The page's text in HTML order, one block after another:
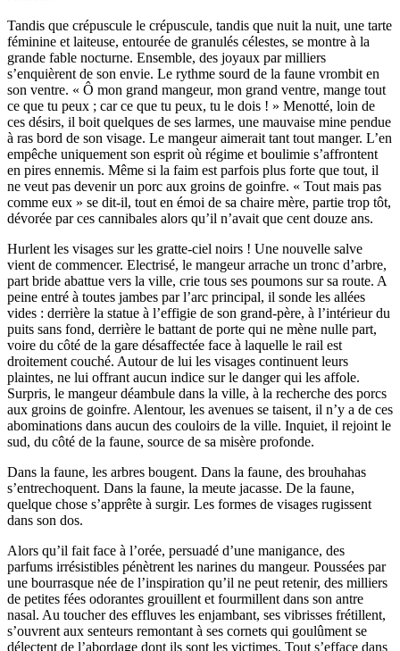
Tandis que crépuscule le crépuscule, tandis que nuit la nuit, une tarte
féminine et laiteuse, entourée de granulés célestes, se montre à la
grande fable nocturne. Ensemble, des joyaux par milliers
s’enquièrent de son envie. Le rythme sourd de la faune vrombit en
son ventre. « Ô mon grand mangeur, mon grand ventre, mange tout
ce que tu peux ; car ce que tu peux, tu le dois ! » Menotté, loin de
ces désirs, il boit quelques de ses larmes, une mauvaise mine pendue
à ras bord de son visage. Le mangeur aimerait tant tout manger. L’en
empêche uniquement son esprit où régime et boulimie s’affrontent
en pires ennemis. Même si la faim est parfois plus forte que tout, il
ne veut pas devenir un porc aux groins de goinfre. « Tout mais pas
comme eux » se dit-il, tout en émoi de sa chaire mère, partie trop tôt,
dévorée par ces cannibales alors qu’il n’avait que cent douze ans.
Hurlent les visages sur les gratte-ciel noirs ! Une nouvelle salve
vient de commencer. Electrisé, le mangeur arrache un tronc d’arbre,
part bride abattue vers la ville, crie tous ses poumons sur sa route. A
peine entré à toutes jambes par l’arc principal, il sonde les allées
vides : derrière la statue à l’effigie de son grand-père, à l’intérieur du
puits sans fond, derrière le battant de porte qui ne mène nulle part,
voire du côté de la gare désaffectée face à laquelle le rail est
droitement couché. Autour de lui les visages continuent leurs
plaintes, ne lui offrant aucun indice sur le danger qui les affole.
Surpris, le mangeur déambule dans la ville, à la recherche des porcs
aux groins de goinfre. Alentour, les avenues se taisent, il n’y a de ces
abominations dans aucun des couloirs de la ville. Inquiet, il rejoint le
sud, du côté de la faune, source de sa misère profonde.
Dans la faune, les arbres bougent. Dans la faune, des brouhahas
s’entrechoquent. Dans la faune, la meute jacasse. De la faune,
quelque chose s’apprête à surgir. Les formes de visages rugissent
dans son dos.
Alors qu’il fait face à l’orée, persuadé d’une manigance, des
parfums irrésistibles pénètrent les narines du mangeur. Poussées par
une bourrasque née de l’inspiration qu’il ne peut retenir, des milliers
de petites fées odorantes grouillent et fourmillent dans son antre
nasal. Au toucher des effluves les enjambant, ses vibrisses frétillent,
s’ouvrent aux senteurs remontant à ses cornets qui goulûment se
délectent de l’abordage dont ils sont les victimes. Tout s’efface dans